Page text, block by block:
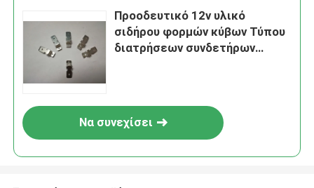
Προοδευτικό 12v υλικό
σιδήρου φορμών κύβων Τύπου
διατρήσεων συνδετήρων
Να συνεχίσει